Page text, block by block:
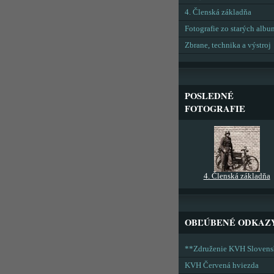
4. Členská základňa
Fotografie zo starých
Zbrane, technika a výstroj
POSLEDNÉ
FOTOGRAFIE
4. Členská základňa
OBĽÚBENÉ
**Združenie KVH
KVH Červená hviezda